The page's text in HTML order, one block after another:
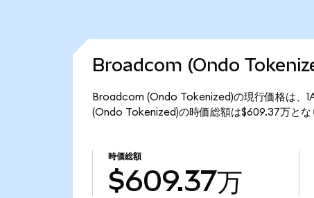
Broadcom (Ondo
Broadcom (Ondo Tokenized)の現行価格は、
(Ondo Tokenized)の時価総額は$609.37万とな
時価総額
$609.37万